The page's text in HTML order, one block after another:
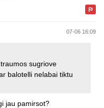
07-06 16:09
sugriove
balotelli nelabai tiktu
jau pamirsot?